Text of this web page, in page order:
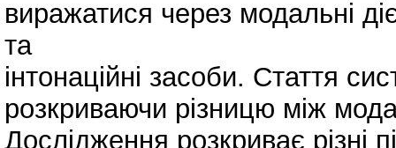
виражатися через модальні
та
інтонаційні засоби. Стаття
розкриваючи різницю між
Дослідження розкриває різні